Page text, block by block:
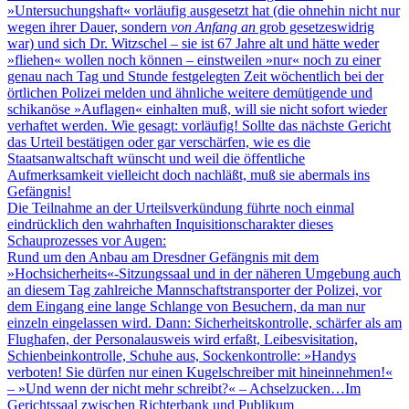
»Untersuchungshaft« vorläufig ausgesetzt hat (die ohnehin nicht nur
wegen ihrer Dauer, sondern von Anfang an grob gesetzeswidrig
war) und sich Dr. Witzschel – sie ist 67 Jahre alt und hätte weder
»fliehen« wollen noch können – einstweilen »nur« noch zu einer
genau nach Tag und Stunde festgelegten Zeit wöchentlich bei der
örtlichen Polizei melden und ähnliche weitere demütigende und
schikanöse »Auflagen« einhalten muß, will sie nicht sofort wieder
verhaftet werden. Wie gesagt: vorläufig! Sollte das nächste Gericht
das Urteil bestätigen oder gar verschärfen, wie es die
Staatsanwaltschaft wünscht und weil die öffentliche
Aufmerksamkeit vielleicht doch nachläßt, muß sie abermals ins
Gefängnis!
Die Teilnahme an der Urteilsverkündung führte noch einmal
eindrücklich den wahrhaften Inquisitionscharakter dieses
Schauprozesses vor Augen:
Rund um den Anbau am Dresdner Gefängnis mit dem
»Hochsicherheits«-Sitzungssaal und in der näheren Umgebung auch
an diesem Tag zahlreiche Mannschaftstransporter der Polizei, vor
dem Eingang eine lange Schlange von Besuchern, da man nur
einzeln eingelassen wird. Dann: Sicherheitskontrolle, schärfer als am
Flughafen, der Personalausweis wird erfaßt, Leibesvisitation,
Schienbeinkontrolle, Schuhe aus, Sockenkontrolle: »Handys
verboten! Sie dürfen nur einen Kugelschreiber mit hineinnehmen!«
– »Und wenn der nicht mehr schreibt?« – Achselzucken…Im
Gerichtssaal zwischen Richterbank und Publikum